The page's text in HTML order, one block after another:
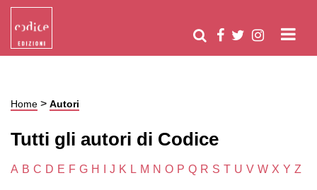
Home > Autori
Tutti gli autori di Codice
A B C D E F G H J K L M N O P Q R S T U V W X Y Z